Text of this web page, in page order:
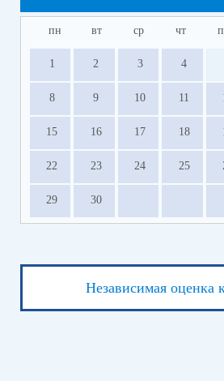
пн вт ср чт
1 2 3 4
8 9 10 11
15 16 17 18
22 23 24 25
29 30
Независимая оценка